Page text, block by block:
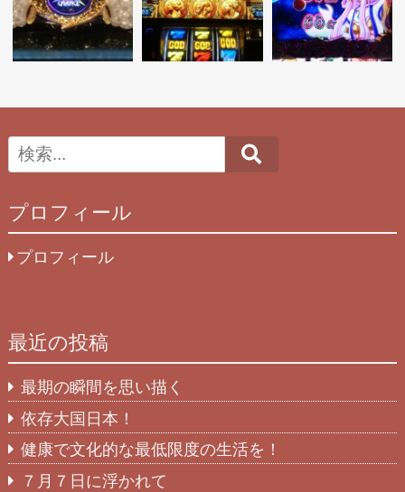
プロフィール
プロフィール
最近の投稿
最期の瞬間を思い描く
依存大国日本！
健康で文化的な最低限度の生活を！
７月７日に浮かれて